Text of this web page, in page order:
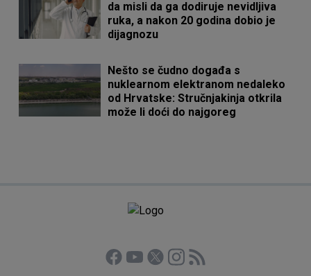
da misli da ga dodiruje nevidljiva
ruka, a nakon 20 godina dobio je
dijagnozu
Nešto se čudno događa s
nuklearnom elektranom nedaleko
od Hrvatske: Stručnjakinja otkrila
može li doći do najgoreg